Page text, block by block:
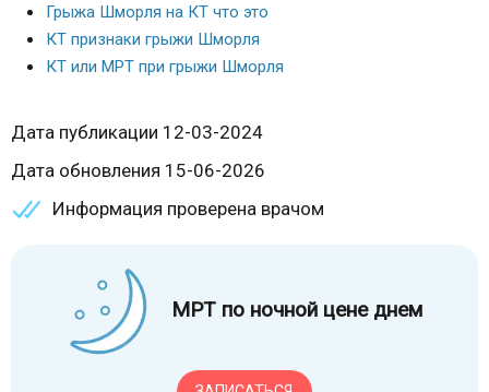
Грыжа Шморля на КТ что это
КТ признаки грыжи Шморля
КТ или МРТ при грыжи Шморля
Дата публикации 12-03-2024
Дата обновления 15-06-2026
Информация проверена врачом
МРТ по ночной цене днем